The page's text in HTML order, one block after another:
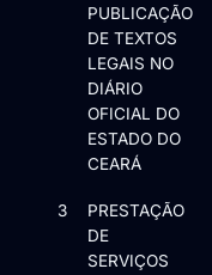
PUBLICAÇÃO
DE TEXTOS
LEGAIS NO
DIÁRIO
OFICIAL DO
ESTADO DO
CEARÁ
3
PRESTAÇÃO
DE
SERVIÇOS